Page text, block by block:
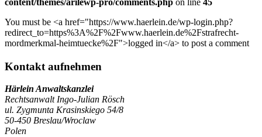
You must be <a href="https://www.haerlein.de/wp-login.php?
redirect_to=https%3A%2F%2Fwww.haerlein.de%2Fstrafrecht-
mordmerkmal-heimtuecke%2F">logged in</a> to post a comment
Kontakt aufnehmen
Härlein Anwaltskanzlei
Rechtsanwalt Ingo-Julian Rösch
ul. Zygmunta Krasinskiego 54/8
50-450 Breslau/Wroclaw
Polen